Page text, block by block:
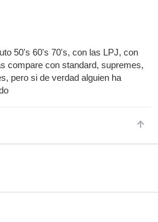
50's 60's 70's, con las LPJ, con
compare con standard, supremes,
pero si de verdad alguien ha